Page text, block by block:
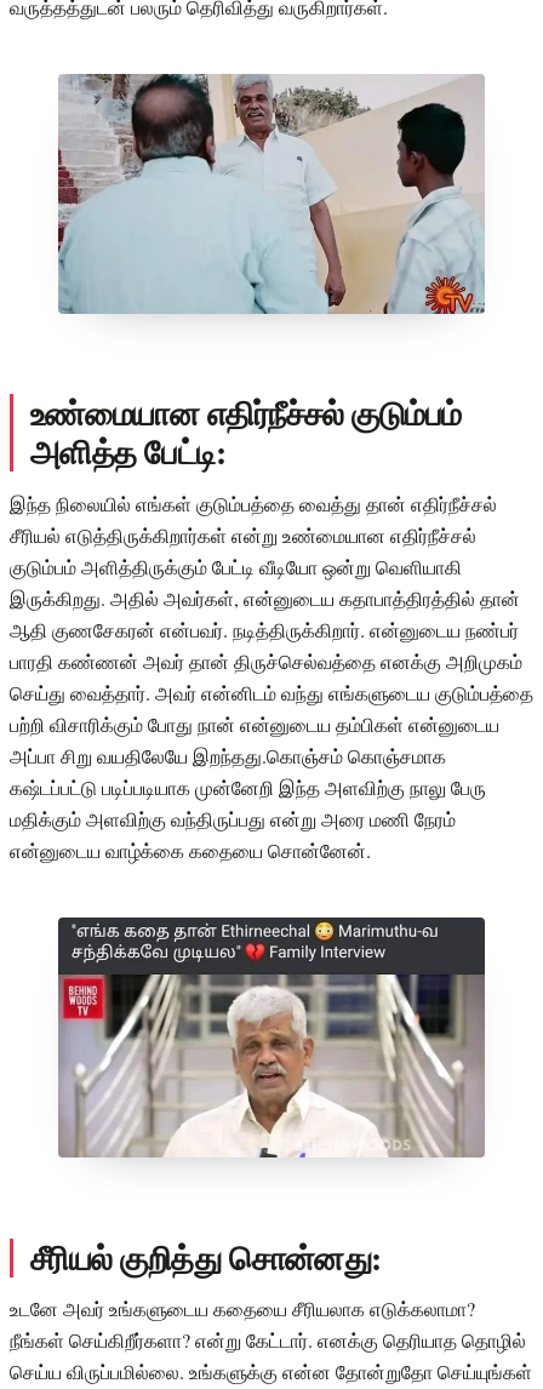
வருத்தத்துடன் பலரும் தெரிவித்து வருகிறார்கள்.
உண்மையான எதிர்நீச்சல் குடும்பம்
அளித்த பேட்டி:
இந்த நிலையில் எங்கள் குடும்பத்தை வைத்து தான் எதிர்நீச்சல்
சீரியல் எடுத்திருக்கிறார்கள் என்று உண்மையான எதிர்நீச்சல்
குடும்பம் அளித்திருக்கும் பேட்டி வீடியோ ஒன்று வெளியாகி
இருக்கிறது. அதில் அவர்கள், என்னுடைய கதாபாத்திரத்தில் தான்
ஆதி குணசேகரன் என்பவர். நடித்திருக்கிறார். என்னுடைய நண்பர்
பாரதி கண்ணன் அவர் தான் திருச்செல்வத்தை எனக்கு அறிமுகம்
செய்து வைத்தார். அவர் என்னிடம் வந்து எங்களுடைய குடும்பத்தை
பற்றி விசாரிக்கும் போது நான் என்னுடைய தம்பிகள் என்னுடைய
அப்பா சிறு வயதிலேயே இறந்தது.கொஞ்சம் கொஞ்சமாக
கஷ்டப்பட்டு படிப்படியாக முன்னேறி இந்த அளவிற்கு நாலு பேரு
மதிக்கும் அளவிற்கு வந்திருப்பது என்று அரை மணி நேரம்
என்னுடைய வாழ்க்கை கதையை சொன்னேன்.
சீரியல் குறித்து சொன்னது:
உடனே அவர் உங்களுடைய கதையை சீரியலாக எடுக்கலாமா?
நீங்கள் செய்கிறீர்களா? என்று கேட்டார். எனக்கு தெரியாத தொழில்
செய்ய விருப்பமில்லை. உங்களுக்கு என்ன தோன்றுதோ செய்யுங்கள்